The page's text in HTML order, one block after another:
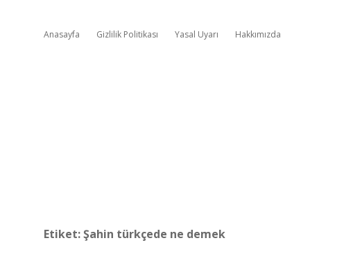
Anasayfa Gizlilik Politikası Yasal Uyarı Hakkımızda
Etiket:Şahin türkçede ne demek